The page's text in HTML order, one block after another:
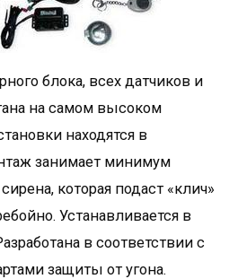
блока, всех датчиков и
на самом высоком
находятся в
занимает минимум
которая подаст «клич»
Устанавливается в
в соответствии с
защиты от угона.